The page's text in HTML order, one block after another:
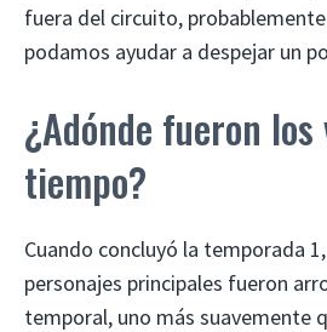
fuera del circuito,
podamos ayudar a despejar un
¿Adónde fueron
tiempo?
Cuando concluyó la temporada
personajes principales fueron
temporal, uno más suavemente